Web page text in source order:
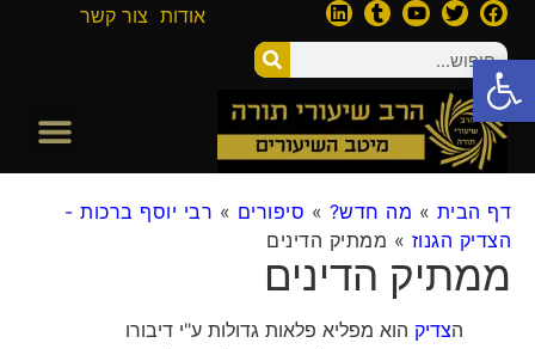
פתח סרגל נגישות
אודות צור קשר
דף הבית » מה חדש? » סיפורים » רבי יוסף ברכות -
הצדיק הגנוז » ממתיק הדינים
ממתיק הדינים
הצדיק הוא מפליא פלאות גדולות ע"י דיבורו